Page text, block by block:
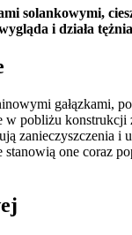
solankowymi,
i działa
gałązkami,
pobliżu
zanieczyszczenia i
one coraz